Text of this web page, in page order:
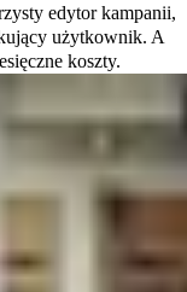
edytor kampanii,
użytkownik. A
koszty.